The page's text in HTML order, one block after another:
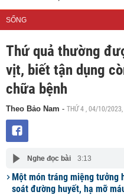
SỐNG
Thứ quả thường
vịt, biết tận dụng
chữa bệnh
Theo Bảo Nam - THỨ 4 , 04/10/
Nghe đọc bài 3:13
Một món tráng miệng tưởng
soát đường huyết, hạ mỡ